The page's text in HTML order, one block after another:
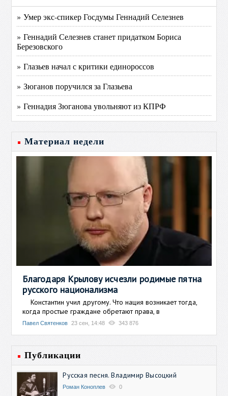
» Умер экс-спикер Госдумы Геннадий Селезнев
» Геннадий Селезнев станет придатком Бориса
Березовского
» Глазьев начал с критики единороссов
» Зюганов поручился за Глазьева
» Геннадия Зюганова увольняют из КПРФ
Материал недели
Благодаря Крылову исчезли родимые пятна
русского национализма
Константин учил другому. Что нация возникает тогда,
когда простые граждане обретают права, в
Павел Святенков 23 сен, 14:48 343 876
Публикации
Русская песня. Владимир Высоцкий
Роман Коноплев 0